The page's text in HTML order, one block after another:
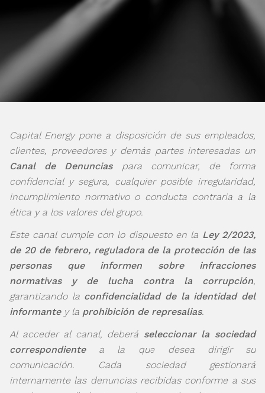
Capital Energy pone a disposición de sus empleados,
clientes, proveedores y demás partes interesadas un
Canal de Denunciaspara comunicar, de forma
confidencial y segura, cualquier posible irregularidad,
incumplimiento normativo o conducta contraria a la
ética y a los valores del grupo.
Este canal cumple con lo dispuesto en la Ley 2/2023,
de 20 de febrero, reguladora de la protección de las
personas que informen sobre infracciones
normativas y de lucha contra la corrupción,
garantizando la confidencialidad de la identidad del
informantey la prohibición de represalias.
Al acceder al canal, deberá seleccionar la sociedad
correspondientea la que desea dirigir su
comunicación. Cada sociedad gestionará
internamente las denuncias recibidas conforme a sus